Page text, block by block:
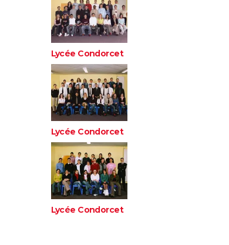
Lycée Condorcet
Lycée Condorcet
Lycée Condorcet